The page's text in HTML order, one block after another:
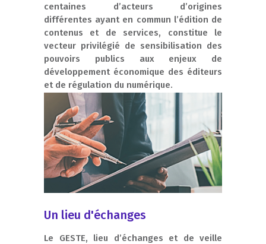
centaines d’acteurs d’origines
différentes ayant en commun l’édition de
contenus et de services, constitue le
vecteur privilégié de sensibilisation des
pouvoirs publics aux enjeux de
développement économique des éditeurs
et de régulation du numérique.
Un lieu d'échanges
Le GESTE, lieu d’échanges et de veille